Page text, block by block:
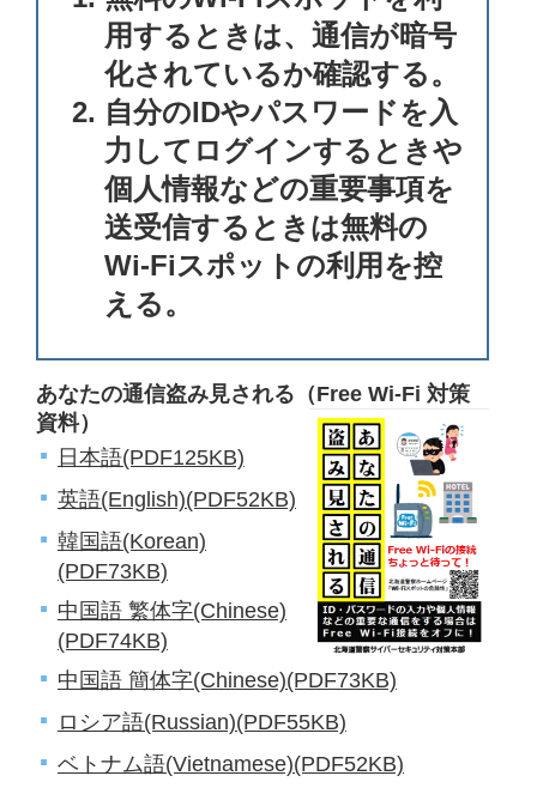
用するときは、通信が暗号
化されているか確認する。
自分のIDやパスワードを入
力してログインするときや
個人情報などの重要事項を
送受信するときは無料の
Wi-Fiスポットの利用を控
える。
あなたの通信盗み見される（Free Wi-Fi 対策
資料）
日本語(PDF125KB)
英語(English)(PDF52KB)
韓国語(Korean)
(PDF73KB)
中国語 繁体字(Chinese)
(PDF74KB)
中国語 簡体字(Chinese)(PDF73KB)
ロシア語(Russian)(PDF55KB)
ベトナム語(Vietnamese)(PDF52KB)